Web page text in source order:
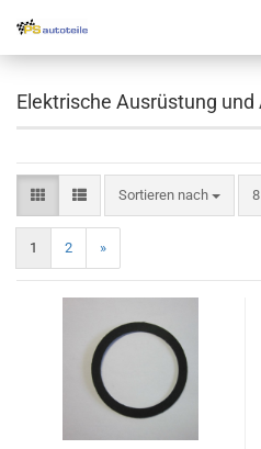
Elektrische Ausrüstung
Sortieren nach
1 2 »